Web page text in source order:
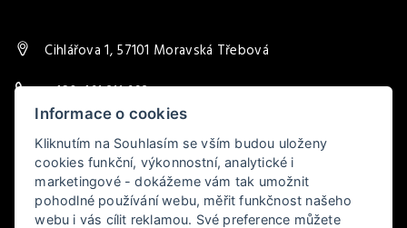
Cihlářova 1, 57101 Moravská Třebová
+420 461 311 693
trebovskar@post.cz
Informace o cookies
Kliknutím na Souhlasím se vším budou uloženy
cookies funkční, výkonnostní, analytické i
marketingové - dokážeme vám tak umožnit
pohodlné používání webu, měřit funkčnost našeho
webu i vás cílit reklamou. Své preference můžete